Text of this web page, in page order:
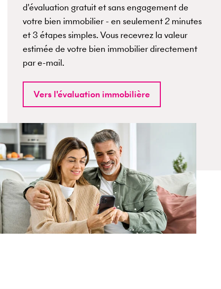
d'évaluation gratuit et sans engagement de
votre bien immobilier - en seulement 2 minutes
et 3 étapes simples. Vous recevrez la valeur
estimée de votre bien immobilier directement
par e-mail.
Vers l'évaluation immobilière